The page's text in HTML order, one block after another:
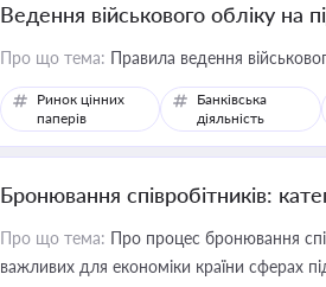
Ведення військового обліку на
Про що тема: Правила ведення
Ринок цінних
паперів
Банківська
діяльність
Бронювання співробітників:
Про що тема: Про процес бронювання
важливих для економіки країни сферах під